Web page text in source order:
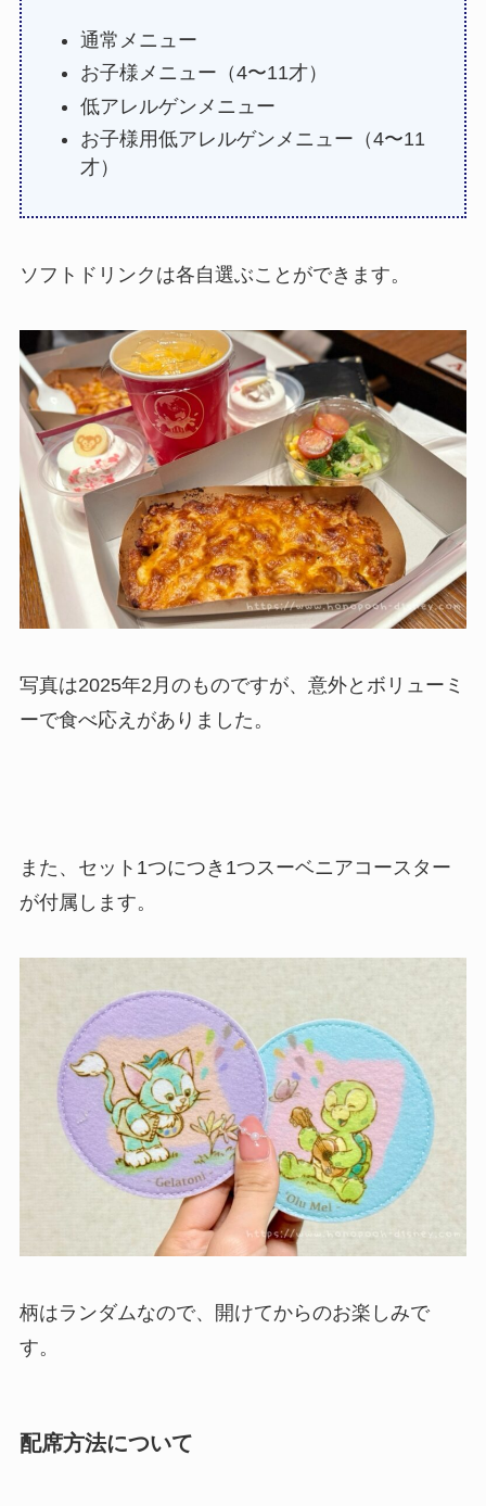
通常メニュー
お子様メニュー（4〜11才）
低アレルゲンメニュー
お子様用低アレルゲンメニュー（4〜11
才）
ソフトドリンクは各自選ぶことができます。
写真は2025年2月のものですが、意外とボリューミ
ーで食べ応えがありました。
また、セット1つにつき1つスーベニアコースター
が付属します。
柄はランダムなので、開けてからのお楽しみで
す。
配席方法について